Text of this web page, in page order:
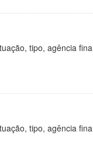
tipo, agência
tipo, agência